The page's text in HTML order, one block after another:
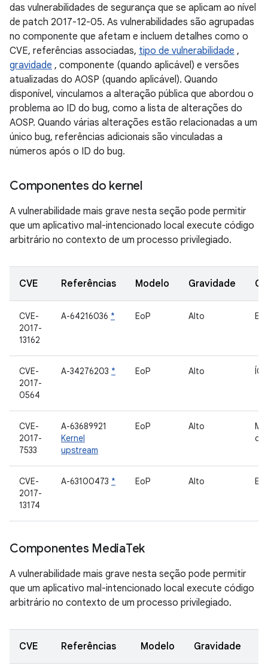
das vulnerabilidades de segurança que se aplicam ao nível
de patch 2017-12-05. As vulnerabilidades são agrupadas
no componente que afetam e incluem detalhes como o
CVE, referências associadas, tipo de vulnerabilidade ,
gravidade , componente (quando aplicável) e versões
atualizadas do AOSP (quando aplicável). Quando
disponível, vinculamos a alteração pública que abordou o
problema ao ID do bug, como a lista de alterações do
AOSP. Quando várias alterações estão relacionadas a um
único bug, referências adicionais são vinculadas a
números após o ID do bug.
Componentes do kernel
A vulnerabilidade mais grave nesta seção pode permitir
que um aplicativo mal-intencionado local execute código
arbitrário no contexto de um processo privilegiado.
CVE Referências Modelo Gravidade
CVE-
2017-
13162
A-64216036 * EoP Alto
CVE-
2017-
0564
A-34276203 * EoP Alto ÍON
CVE-
2017-
7533
A-63689921
Kernel
upstream
EoP Alto
de
CVE-
2017-
13174
A-63100473 * EoP Alto
Componentes MediaTek
A vulnerabilidade mais grave nesta seção pode permitir
que um aplicativo mal-intencionado local execute código
arbitrário no contexto de um processo privilegiado.
CVE Referências Modelo Gravidade